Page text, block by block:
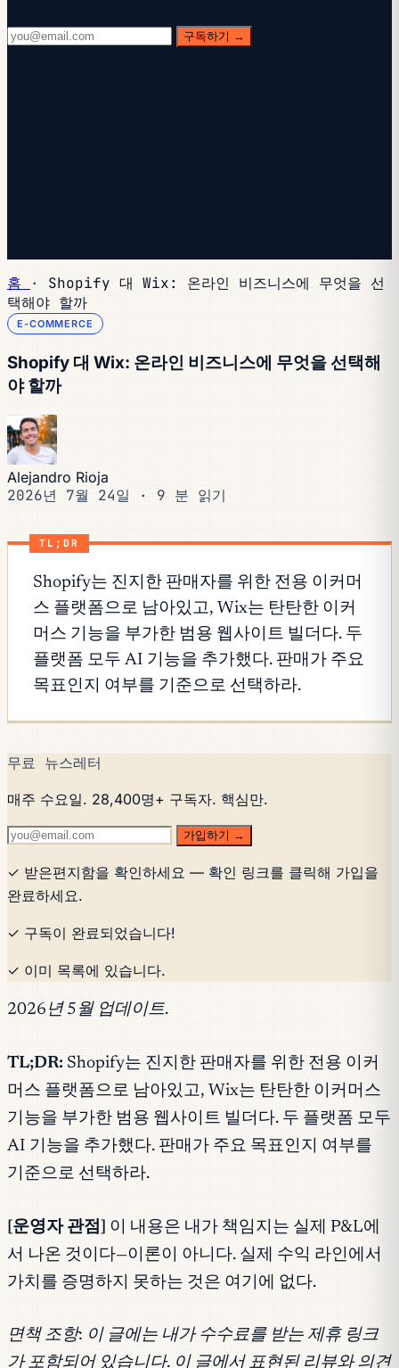
구독하기 →
홈 ·
Shopify 대 Wix: 온라인 비즈니스에 무엇을 선
택해야 할까
E-COMMERCE
Shopify 대 Wix: 온라인 비즈니스에 무엇을 선택해
야 할까
Alejandro Rioja
2026년 7월 24일 · 9 분 읽기
TL;DR
Shopify는 진지한 판매자를 위한 전용 이커머
스 플랫폼으로 남아있고, Wix는 탄탄한 이커
머스 기능을 부가한 범용 웹사이트 빌더다. 두
플랫폼 모두 AI 기능을 추가했다. 판매가 주요
목표인지 여부를 기준으로 선택하라.
무료 뉴스레터
매주 수요일. 28,400명+ 구독자. 핵심만.
가입하기 →
✓ 받은편지함을 확인하세요 — 확인 링크를 클릭해 가입을
완료하세요.
✓ 구독이 완료되었습니다!
✓ 이미 목록에 있습니다.
2026년 5월 업데이트.
TL;DR: Shopify는 진지한 판매자를 위한 전용 이커
머스 플랫폼으로 남아있고, Wix는 탄탄한 이커머스
기능을 부가한 범용 웹사이트 빌더다. 두 플랫폼 모두
AI 기능을 추가했다. 판매가 주요 목표인지 여부를
기준으로 선택하라.
[운영자 관점]
이 내용은 내가 책임지는 실제 P&L에
서 나온 것이다—이론이 아니다. 실제 수익 라인에서
가치를 증명하지 못하는 것은 여기에 없다.
면책 조항: 이 글에는 내가 수수료를 받는 제휴 링크
가 포함되어 있습니다. 이 글에서 표현된 리뷰와 의견